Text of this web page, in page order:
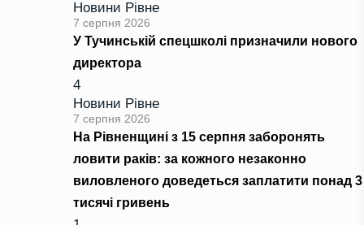
Новини Рівне
7 серпня 2026
У Тучинській спецшколі призначили нового
директора
4
Новини Рівне
7 серпня 2026
На Рівненщині з 15 серпня заборонять
ловити раків: за кожного незаконно
виловленого доведеться заплатити понад 3
тисячі гривень